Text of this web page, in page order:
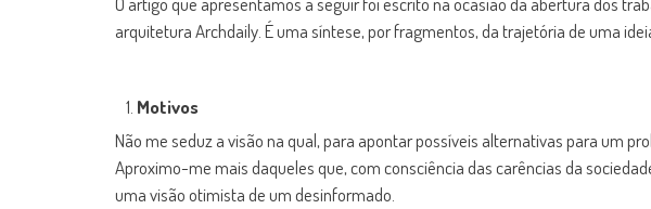
arquitetura Archdaily. É uma síntese, por fragmentos, da trajetória de uma
Motivos
Não me seduz a visão na qual, para apontar possíveis alternativas para um
Aproximo-me mais daqueles que, com consciência das carências da
uma visão otimista de um desinformado.